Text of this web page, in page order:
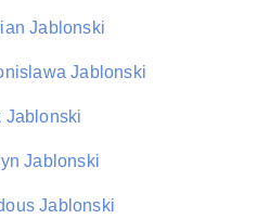
Jablonski
Jablonski
Jablonski
Jablonski
Jablonski